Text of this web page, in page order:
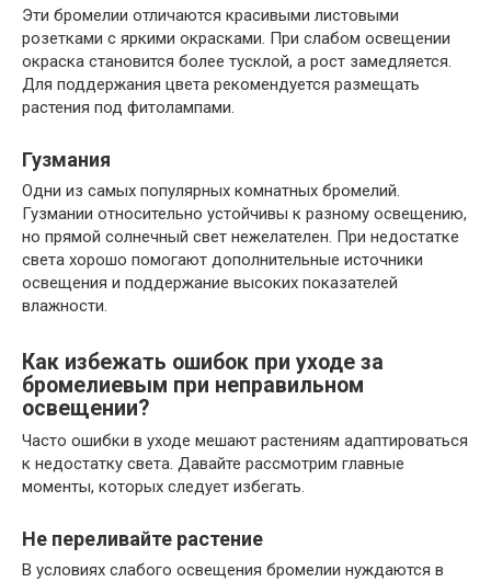
Эти бромелии отличаются красивыми листовыми
розетками с яркими окрасками. При слабом освещении
окраска становится более тусклой, а рост замедляется.
Для поддержания цвета рекомендуется размещать
растения под фитолампами.
Гузмания
Одни из самых популярных комнатных бромелий.
Гузмании относительно устойчивы к разному освещению,
но прямой солнечный свет нежелателен. При недостатке
света хорошо помогают дополнительные источники
освещения и поддержание высоких показателей
влажности.
Как избежать ошибок при уходе за
бромелиевым при неправильном
освещении?
Часто ошибки в уходе мешают растениям адаптироваться
к недостатку света. Давайте рассмотрим главные
моменты, которых следует избегать.
Не переливайте растение
В условиях слабого освещения бромелии нуждаются в